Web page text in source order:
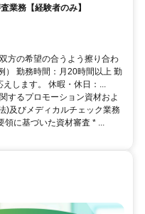
業務【経験者のみ】
方の希望の合うよう擦り合わ
） 勤務時間：月20時間以上 勤
します。 休暇・休日：...
するプロモーション資材およ
)及びメディカルチェック業務
領に基づいた資材審査 * ...